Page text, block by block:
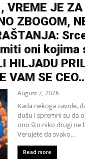
VREME JE ZA
ZBOGOM,
oni kojima
HILJADU
VAM SE
August 7, 2026
Kada nekoga zavole,
dušu i spremni su da
ono što niko drugi ne
Verujete da svako...
Read more